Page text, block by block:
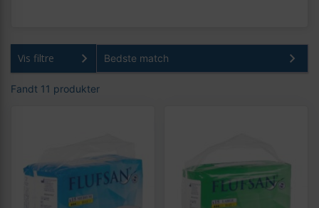
Vis filtre
Fandt 11 produkter